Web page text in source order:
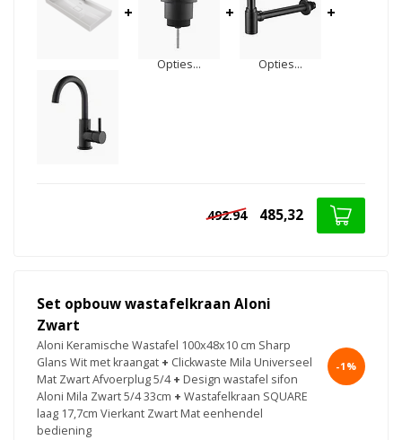
+
Opties...
+
Opties...
+
492.94 485,32
Set opbouw wastafelkraan Aloni
Zwart
Aloni Keramische Wastafel 100x48x10 cm Sharp
Glans Wit met kraangat + Clickwaste Mila Universeel
Mat Zwart Afvoerplug 5/4 + Design wastafel sifon
Aloni Mila Zwart 5/4 33cm + Wastafelkraan SQUARE
laag 17,7cm Vierkant Zwart Mat eenhendel
bediening
-1%